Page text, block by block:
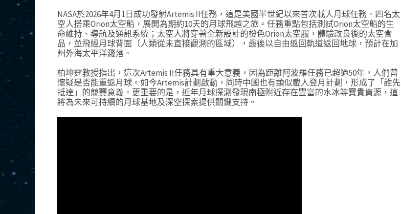
NASA於2026年4月1日成功發射Artemis II任務，這是美國半世紀以來首次載人月球任務。四名太
空人搭乘Orion太空船，展開為期約10天的月球飛越之旅。任務重點包括測試Orion太空船的生
命維持、導航及通訊系統；太空人將穿著全新設計的橙色Orion太空服，體驗改良後的太空食
品，並飛經月球背面（人類從未直接觀測的區域），最後以自由返回軌道返回地球，預計在加
州外海太平洋濺落。
柏坤霆教授指出，這次Artemis II任務具有重大意義，因為距離阿波羅任務已超過50年，人們曾
懷疑是否能重返月球。如今Artemis計劃啟動，同時中國也有類似載人登月計劃，形成了「誰先
抵達」的競賽意義。更重要的是，近年月球探測發現南極附近存在豐富的水冰等寶貴資源，這
將為未來可持續的月球基地及深空探索提供關鍵支持。